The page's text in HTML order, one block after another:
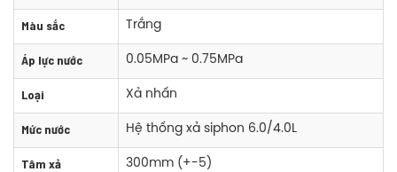
Phụ kiện bồn cầu Inax AC-939/CW-S32VN một khối nắp rửa cơ
Màu sắc Trắng
Áp lực nước 0.05MPa ~ 0.75MPa
Loại Xả nhấn
Mức nước Hệ thống xả siphon 6.0/4.0L
Tâm xả 300mm (+-5)